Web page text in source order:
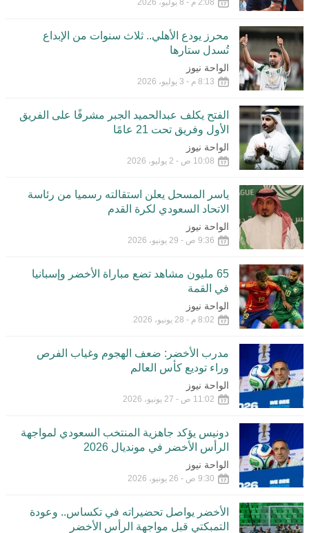
2:08 م - 8 يوليو، 2026
محرز يودع الأهلي.. ثلاث سنوات من الإبداع
تُسدل ستارها
الواحة نيوز
8:13 م - 3 يوليو، 2026
الفتح يكلف عبدالحميد الجبر مشرفًا على الفريق
الأول وفريق تحت 21 عامًا
الواحة نيوز
10:08 ص - 2 يوليو، 2026
ياسر المسحل يعلن استقالته رسميا من رئاسة
الاتحاد السعودي لكرة القدم
الواحة نيوز
9:36 ص - 29 يونيو، 2026
65 مليون مشاهد تضع مباراة الأخضر وإسبانيا
في القمة
الواحة نيوز
8:02 م - 28 يونيو، 2026
مدرب الأخضر: ضعف الهجوم وغياب الفرص
وراء توديع كأس العالم
الواحة نيوز
11:02 ص - 27 يونيو، 2026
دونيس يؤكد جاهزية المنتخب السعودي لمواجهة
الرأس الأخضر في مونديال 2026
الواحة نيوز
9:30 ص - 26 يونيو، 2026
الأخضر يواصل تحضيراته في تكساس.. وعودة
التمبكتي قبل مواجهة الرأس الأخضر